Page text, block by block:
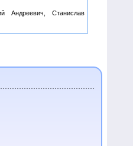
Андреевич, Станислав